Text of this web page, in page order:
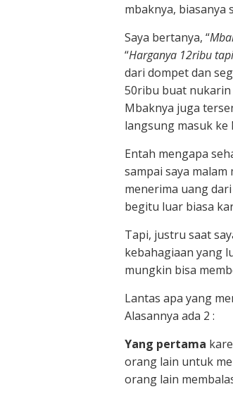
mbaknya, biasanya
Saya bertanya, “
“Harganya 12ribu
dari dompet dan
50ribu buat nukarin
Mbaknya juga
langsung masuk ke
Entah mengapa
sampai saya
menerima uang
begitu luar biasa
Tapi, justru saat
kebahagiaan yang
mungkin bisa
Lantas apa yang
Alasannya ada 2 :
Yang pertama
orang lain untuk
orang lain